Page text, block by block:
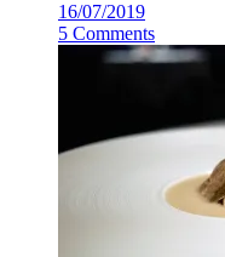
16/07/2019
5 Comments